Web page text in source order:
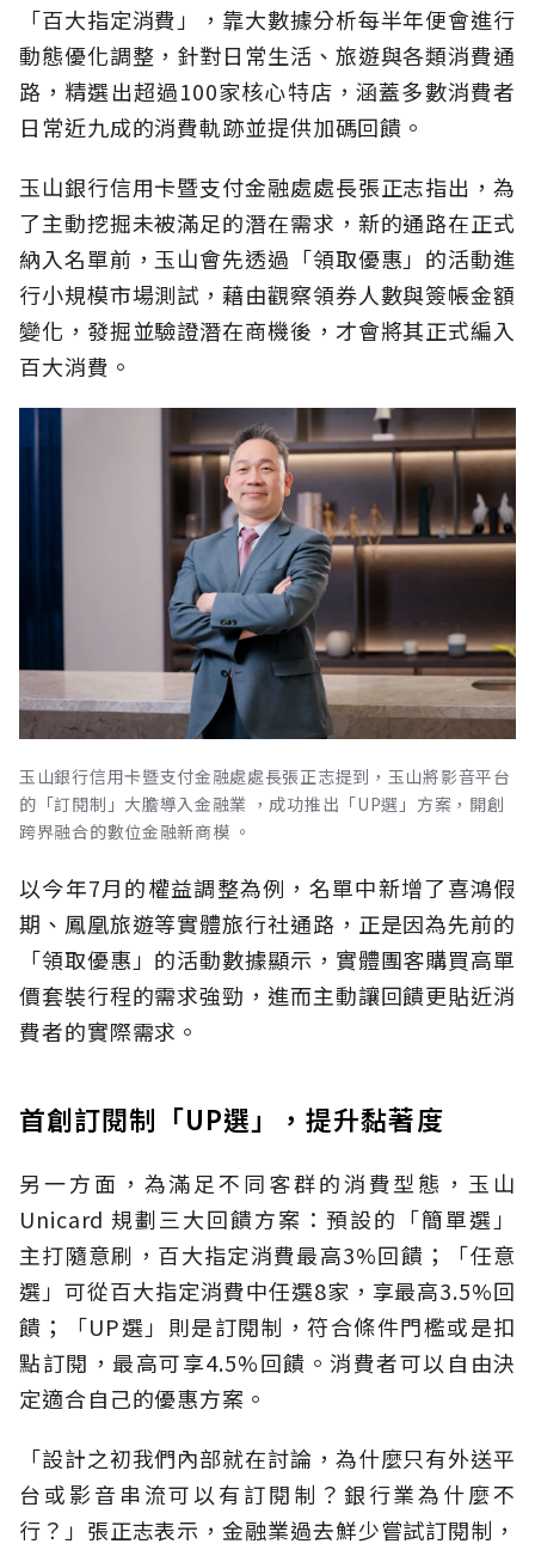
「百大指定消費」，靠大數據分析每半年便會進行
動態優化調整，針對日常生活、旅遊與各類消費通
路，精選出超過100家核心特店，涵蓋多數消費者
日常近九成的消費軌跡並提供加碼回饋。
玉山銀行信用卡暨支付金融處處長張正志指出，為
了主動挖掘未被滿足的潛在需求，新的通路在正式
納入名單前，玉山會先透過「領取優惠」的活動進
行小規模市場測試，藉由觀察領券人數與簽帳金額
變化，發掘並驗證潛在商機後，才會將其正式編入
百大消費。
玉山銀行信用卡暨支付金融處處長張正志提到，玉山將影音平台
的「訂閱制」大膽導入金融業 ，成功推出「UP選」方案，開創
跨界融合的數位金融新商模 。
以今年7月的權益調整為例，名單中新增了喜鴻假
期、鳳凰旅遊等實體旅行社通路，正是因為先前的
「領取優惠」的活動數據顯示，實體團客購買高單
價套裝行程的需求強勁，進而主動讓回饋更貼近消
費者的實際需求。
首創訂閱制「UP選」，提升黏著度
另一方面，為滿足不同客群的消費型態，玉山
Unicard 規劃三大回饋方案：預設的「簡單選」
主打隨意刷，百大指定消費最高3%回饋；「任意
選」可從百大指定消費中任選8家，享最高3.5%回
饋；「UP選」則是訂閱制，符合條件門檻或是扣
點訂閱，最高可享4.5%回饋。消費者可以自由決
定適合自己的優惠方案。
「設計之初我們內部就在討論，為什麼只有外送平
台或影音串流可以有訂閱制？銀行業為什麼不
行？」張正志表示，金融業過去鮮少嘗試訂閱制，